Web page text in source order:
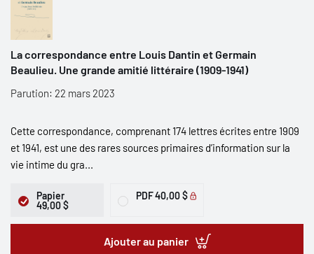
La correspondance entre Louis Dantin et Germain
Beaulieu. Une grande amitié littéraire (1909-1941)
Parution: 22 mars 2023
Cette correspondance, comprenant 174 lettres écrites entre 1909
et 1941, est une des rares sources primaires d’information sur la
vie intime du gra...
Papier
49,00 $
PDF40,00 $
Ajouter au panier